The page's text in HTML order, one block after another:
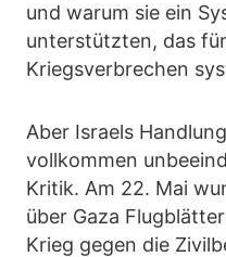
und warum sie ein
unterstützten, das
Kriegsverbrechen
Aber Israels
vollkommen
Kritik. Am 22. Mai
über Gaza
Krieg gegen die